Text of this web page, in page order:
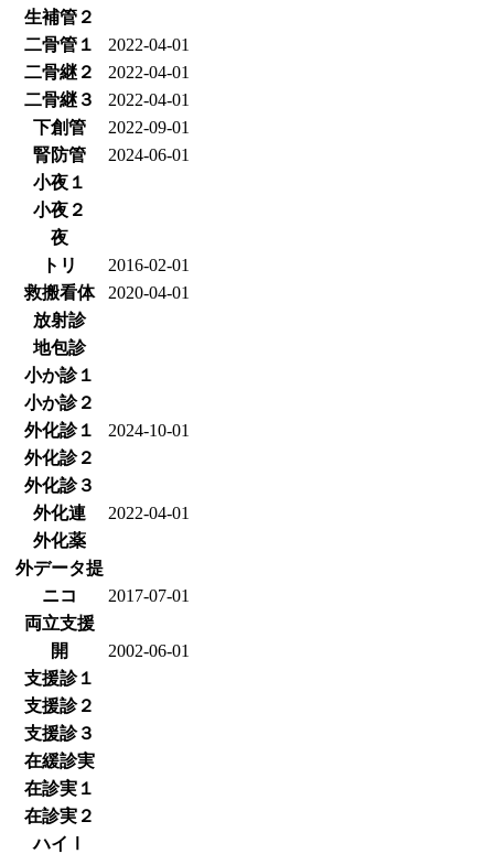
生補管２
二骨管１
2022-04-01
二骨継２
2022-04-01
二骨継３
2022-04-01
下創管
2022-09-01
腎防管
2024-06-01
小夜１
小夜２
夜
トリ
2016-02-01
救搬看体
2020-04-01
放射診
地包診
小か診１
小か診２
外化診１
2024-10-01
外化診２
外化診３
外化連
2022-04-01
外化薬
外データ提
ニコ
2017-07-01
両立支援
開
2002-06-01
支援診１
支援診２
支援診３
在緩診実
在診実１
在診実２
ハイⅠ